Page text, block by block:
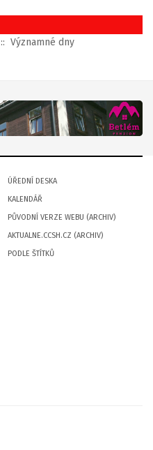
:: Významné dny
ÚŘEDNÍ DESKA
KALENDÁŘ
PŮVODNÍ VERZE WEBU (ARCHIV)
AKTUALNE.CCSH.CZ (ARCHIV)
PODLE ŠTÍTKŮ